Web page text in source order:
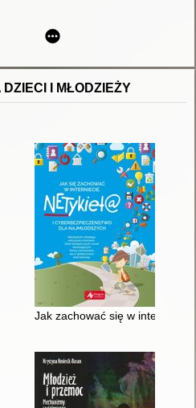
: historia, teoria, praktyka
I MŁODZIEŻY
rodzicielstwo : drogi proste i
Jak zachować się w internecie